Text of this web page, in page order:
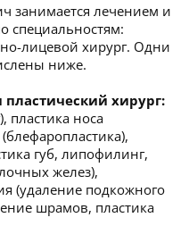
занимается лечением и
специальностям:
лицевой хирург. Одни
ниже.
пластический хирург:
пластика носа
губ, липофилинг,
желез),
(удаление подкожного
шрамов, пластика